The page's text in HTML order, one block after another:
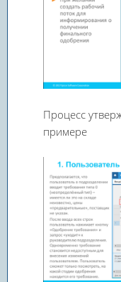
Процесс
примере